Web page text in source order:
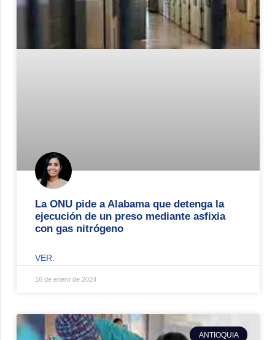
La ONU pide a Alabama que detenga la
ejecución de un preso mediante asfixia
con gas nitrógeno
VER.
16 de enero de 2024
ANTIOQUIA